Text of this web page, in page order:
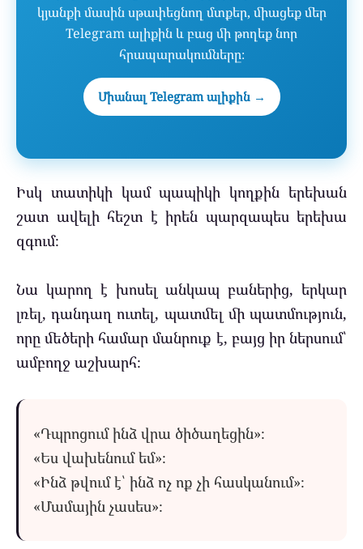
կյանքի մասին սթափեցնող մտքեր, միացեք մեր
Telegram ալիքին և բաց մի թողեք նոր
հրապարակումները։
Միանալ Telegram ալիքին →
Իսկ տատիկի կամ պապիկի կողքին երեխան
շատ ավելի հեշտ է իրեն պարզապես երեխա
զգում։
Նա կարող է խոսել անկապ բաներից, երկար
լռել, դանդաղ ուտել, պատմել մի պատմություն,
որը մեծերի համար մանրուք է, բայց իր ներսում՝
ամբողջ աշխարհ։
«Դպրոցում ինձ վրա ծիծաղեցին»։
«Ես վախենում եմ»։
«Ինձ թվում է՝ ինձ ոչ ոք չի հասկանում»։
«Մամային չասես»։